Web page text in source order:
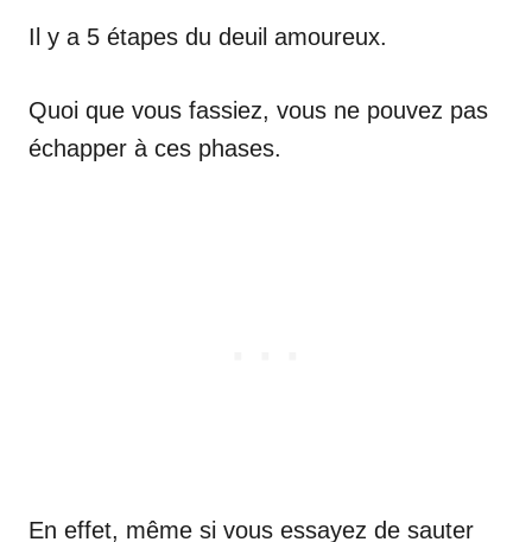
Il y a 5 étapes du deuil amoureux.
Quoi que vous fassiez, vous ne pouvez pas
échapper à ces phases.
En effet, même si vous essayez de sauter